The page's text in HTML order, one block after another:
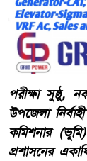
পরীক্ষা সুষ্ঠু,
উপজেলা
কমিশনার (ভূমি)
প্রশাসনের